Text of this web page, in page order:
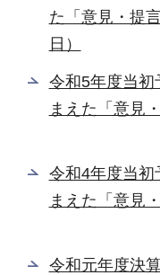
た「意見・提
日）
令和5年度当初
まえた「意見
令和4年度当初
まえた「意見
令和元年度決